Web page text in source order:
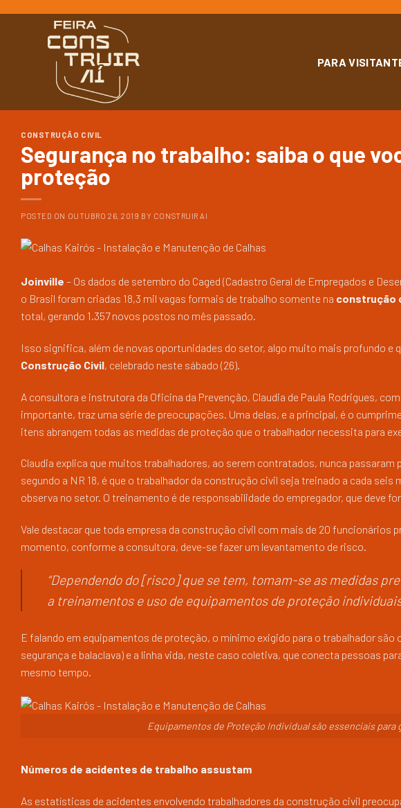
PARA
CONSTRUÇÃO CIVIL
Segurança no trabalho: saiba o que
proteção
POSTED ON OUTUBRO 26, 2019 BY CONSTRUIR AI
Joinville – Os dados de setembro do Caged (Cadastro Geral de Empregados e
o Brasil foram criadas 18,3 mil vagas formais de trabalho somente na construção
total, gerando 1.357 novos postos no mês passado.
Isso significa, além de novas oportunidades do setor, algo muito mais profundo e
Construção Civil, celebrado neste sábado (26).
A consultora e instrutora da Oficina da Prevenção, Claudia de Paula Rodrigues,
importante, traz uma série de preocupações. Uma delas, e a principal, é o
itens abrangem todas as medidas de proteção que o trabalhador necessita para
Claudia explica que muitos trabalhadores, ao serem contratados, nunca
segundo a NR 18, é que o trabalhador da construção civil seja treinado a cada
observa no setor. O treinamento é de responsabilidade do empregador, que deve
Vale destacar que toda empresa da construção civil com mais de 20 funcionários
momento, conforme a consultora, deve-se fazer um levantamento de risco.
“Dependendo do [risco] que se tem, tomam-se as medidas
a treinamentos e uso de equipamentos de proteção
E falando em equipamentos de proteção, o mínimo exigido para o trabalhador
segurança e balaclava) e a linha vida, neste caso coletiva, que conecta pessoas
mesmo tempo.
Equipamentos de Proteção Individual são essenciais para
Números de acidentes de trabalho assustam
As estatísticas de acidentes envolvendo trabalhadores da construção civil